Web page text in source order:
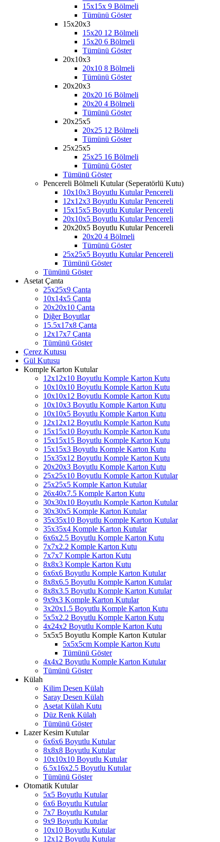
15x15x 9 Bölmeli
Tümünü Göster
15x20x3
15x20 12 Bölmeli
15x20 6 Bölmeli
Tümünü Göster
20x10x3
20x10 8 Bölmeli
Tümünü Göster
20x20x3
20x20 16 Bölmeli
20x20 4 Bölmeli
Tümünü Göster
20x25x5
20x25 12 Bölmeli
Tümünü Göster
25x25x5
25x25 16 Bölmeli
Tümünü Göster
Tümünü Göster
Pencereli Bölmeli Kutular (Seperatörlü Kutu)
10x10x3 Boyutlu Kutular Pencereli
12x12x3 Boyutlu Kutular Pencereli
15x15x5 Boyutlu Kutular Pencereli
20x10x5 Boyutlu Kutular Pencereli
20x20x5 Boyutlu Kutular Pencereli
20x20 4 Bölmeli
Tümünü Göster
25x25x5 Boyutlu Kutular Pencereli
Tümünü Göster
Tümünü Göster
Asetat Çanta
25x25x9 Çanta
10x14x5 Çanta
20x20x10 Çanta
Diğer Boyutlar
15.5x17x8 Çanta
12x17x7 Çanta
Tümünü Göster
Çerez Kutusu
Gül Kutusu
Komple Karton Kutular
12x12x10 Boyutlu Komple Karton Kutu
10x10x10 Boyutlu Komple Karton Kutu
10x10x12 Boyutlu Komple Karton Kutu
10x10x3 Boyutlu Komple Karton Kutu
10x10x5 Boyutlu Komple Karton Kutu
12x12x12 Boyutlu Komple Karton Kutu
15x15x10 Boyutlu Komple Karton Kutu
15x15x15 Boyutlu Komple Karton Kutu
15x15x3 Boyutlu Komple Karton Kutu
15x35x12 Boyutlu Komple Karton Kutu
20x20x3 Boyutlu Komple Karton Kutu
25x25x10 Boyutlu Komple Karton Kutular
25x25x5 Komple Karton Kutular
26x40x7.5 Komple Karton Kutu
30x30x10 Boyutlu Komple Karton Kutular
30x30x5 Komple Karton Kutular
35x35x10 Boyutlu Komple Karton Kutular
35x35x4 Komple Karton Kutular
6x6x2.5 Boyutlu Komple Karton Kutu
7x7x2.2 Komple Karton Kutu
7x7x7 Komple Karton Kutu
8x8x3 Komple Karton Kutu
6x6x6 Boyutlu Komple Karton Kutular
8x8x6.5 Boyutlu Komple Karton Kutular
8x8x3.5 Boyutlu Komple Karton Kutular
9x9x3 Komple Karton Kutular
3x20x1.5 Boyutlu Komple Karton Kutu
5x5x2.2 Boyutlu Komple Karton Kutu
4x24x2 Boyutlu Komple Karton Kutu
5x5x5 Boyutlu Komple Karton Kutular
5x5x5cm Komple Karton Kutu
Tümünü Göster
4x4x2 Boyutlu Komple Karton Kutular
Tümünü Göster
Külah
Kilim Desen Külah
Saray Desen Külah
Asetat Külah Kutu
Düz Renk Külah
Tümünü Göster
Lazer Kesim Kutular
6x6x6 Boyutlu Kutular
8x8x8 Boyutlu Kutular
10x10x10 Boyutlu Kutular
6.5x16x2.5 Boyutlu Kutular
Tümünü Göster
Otomatik Kutular
5x5 Boyutlu Kutular
6x6 Boyutlu Kutular
7x7 Boyutlu Kutular
9x9 Boyutlu Kutular
10x10 Boyutlu Kutular
12x12 Boyutlu Kutular